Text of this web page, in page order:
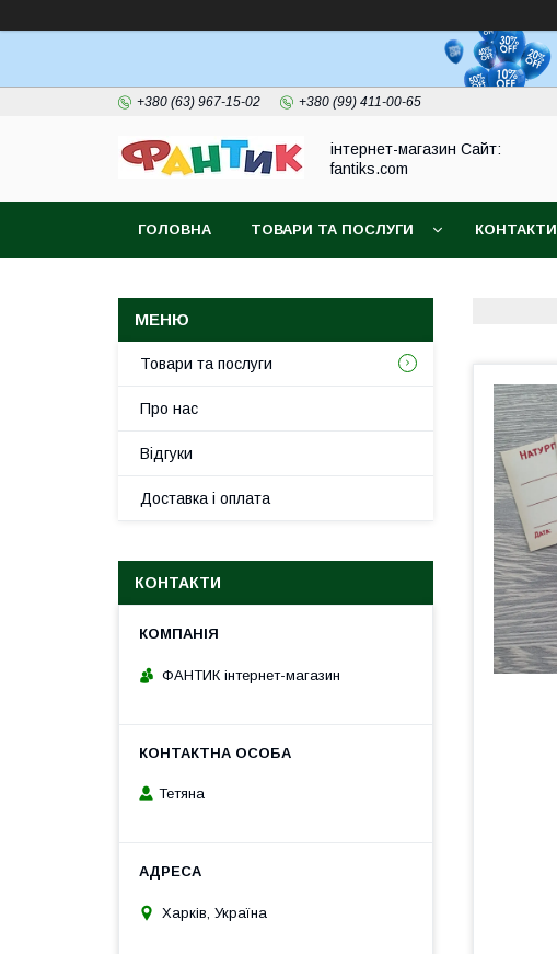
+380 (63) 967-15-02 +380 (99) 411-00-65
інтернет-магазин Сайт:
fantiks.com
ГОЛОВНА ТОВАРИ ТА ПОСЛУГИ КОНТАКТИ
Товари та послуги
Про нас
Відгуки
Доставка і оплата
КОНТАКТИ
ФАНТИК інтернет-магазин
Тетяна
Харків, Україна